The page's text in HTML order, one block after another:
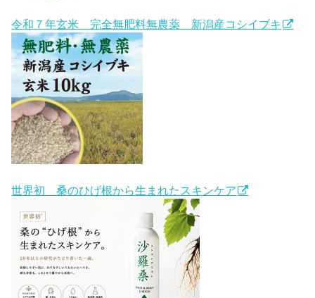
令和７年玄米 完全無肥料無農薬 新潟産コシイブキ
世界初 桑のひげ根から生まれたスキンケア